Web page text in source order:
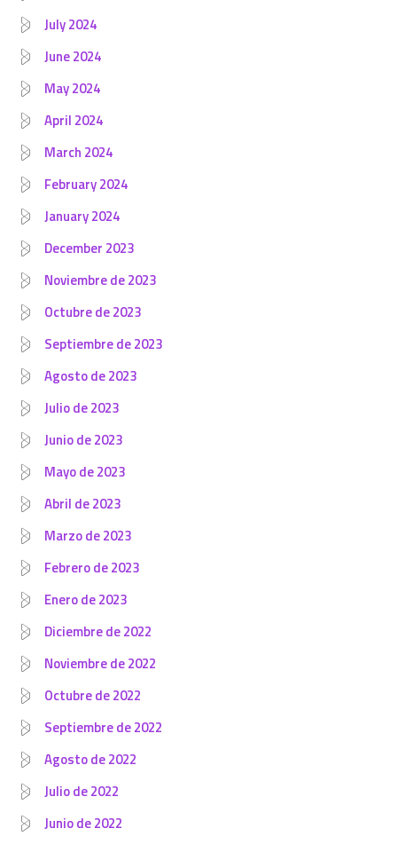
July 2024
June 2024
May 2024
April 2024
March 2024
February 2024
January 2024
December 2023
Noviembre de 2023
Octubre de 2023
Septiembre de 2023
Agosto de 2023
Julio de 2023
Junio de 2023
Mayo de 2023
Abril de 2023
Marzo de 2023
Febrero de 2023
Enero de 2023
Diciembre de 2022
Noviembre de 2022
Octubre de 2022
Septiembre de 2022
Agosto de 2022
Julio de 2022
Junio de 2022